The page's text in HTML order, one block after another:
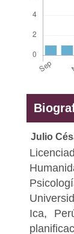
Julio
Ica,